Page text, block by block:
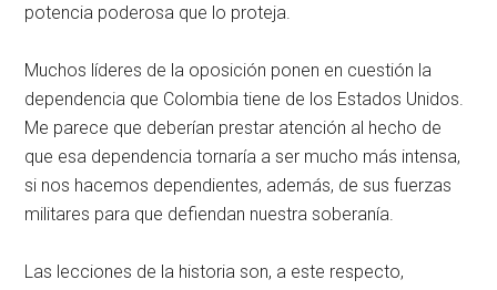
potencia poderosa que lo proteja.
Muchos líderes de la oposición ponen en cuestión la
dependencia que Colombia tiene de los Estados Unidos.
Me parece que deberían prestar atención al hecho de
que esa dependencia tornaría a ser mucho más intensa,
si nos hacemos dependientes, además, de sus fuerzas
militares para que defiendan nuestra soberanía.
Las lecciones de la historia son, a este respecto,